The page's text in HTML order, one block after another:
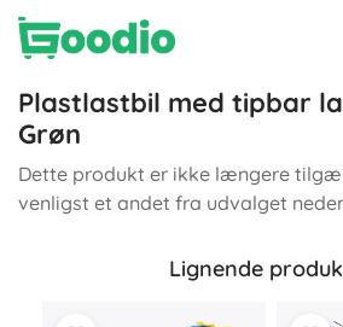
Plastlastbil med tipbar
Grøn
Dette produkt er ikke længere
venligst et andet fra udvalget
Lignende